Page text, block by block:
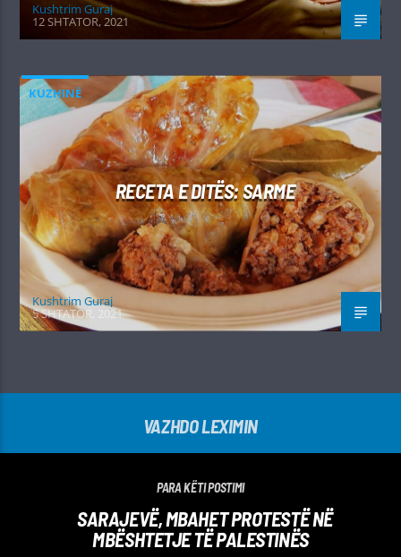
Kushtrim Guraj
12 SHTATOR, 2021
KUZHINË
RECETA E DITËS: SARME
Kushtrim Guraj
5 SHTATOR, 2021
VAZHDO LEXIMIN
PARA KËTI POSTIMI
SARAJEVË, MBAHET PROTESTË NË
MBËSHTETJE TË PALESTINËS